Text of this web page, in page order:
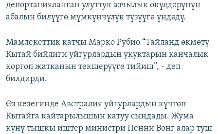
депортацияланган улуттук азчылык өкүлдөрүнүн
абалын билүүгө мүмкүнчүлүк түзүүгө үндөдү.
Мамлекеттик катчы Марко Рубио “Тайланд өкмөтү
Кытай бийлиги уйгурлардын укуктарын канчалык
коргоп жатканын текшерүүгө тийиш”, - деп
билдирди.
Өз кезегинде Австралия уйгурлардын күчтөп
Кытайга кайтарылышын катуу сындады. Жума
күнү тышкы иштер министри Пенни Вонг алар туш